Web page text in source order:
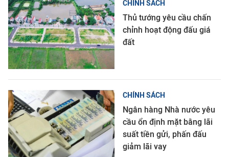
CHÍNH SÁCH
Thủ tướng yêu cầu chấn
chỉnh hoạt động đấu giá
đất
CHÍNH SÁCH
Ngân hàng Nhà nước yêu
cầu ổn định mặt bằng lãi
suất tiền gửi, phấn đấu
giảm lãi vay